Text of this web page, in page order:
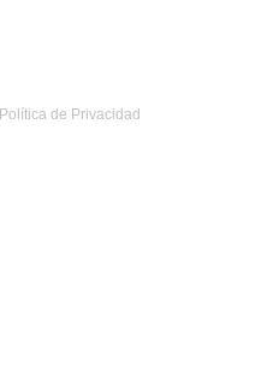
Política de Privacidad